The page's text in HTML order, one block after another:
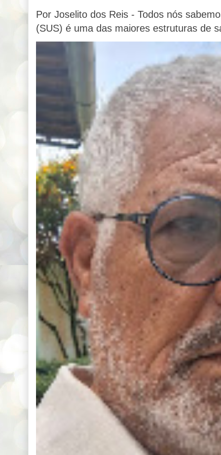
Por Joselito dos Reis - Todos nós
(SUS) é uma das maiores estruturas de